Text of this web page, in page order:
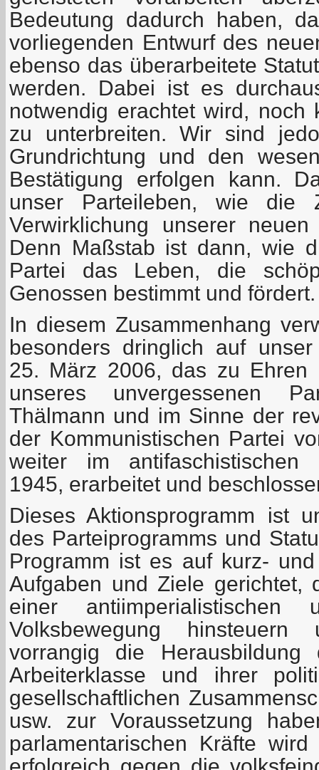
Bedeutung dadurch haben,
vorliegenden Entwurf des
ebenso das überarbeitete
werden. Dabei ist es
notwendig erachtet wird, noch
zu unterbreiten. Wir sind
Grundrichtung und den
Bestätigung erfolgen kann.
unser Parteileben, wie die
Verwirklichung unserer
Denn Maßstab ist dann, wie
Partei das Leben, die
Genossen bestimmt und fördert.
In diesem Zusammenhang
besonders dringlich auf
25. März 2006, das zu Ehren
unseres unvergessenen
Thälmann und im Sinne der
der Kommunistischen Partei
weiter im antifaschistischen
1945, erarbeitet und
Dieses Aktionsprogramm ist
des Parteiprogramms und
Programm ist es auf kurz-
Aufgaben und Ziele gerichtet,
einer antiimperialistischen
Volksbewegung
vorrangig die Herausbildung
Arbeiterklasse und ihrer
gesellschaftlichen
usw. zur Voraussetzung
parlamentarischen Kräfte